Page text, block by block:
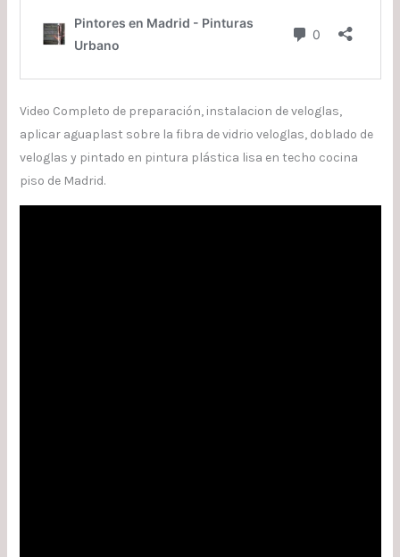
Video Completo de preparación, instalacion de veloglas,
aplicar aguaplast sobre la fibra de vidrio veloglas, doblado de
veloglas y pintado en pintura plástica lisa en techo cocina
piso de Madrid.